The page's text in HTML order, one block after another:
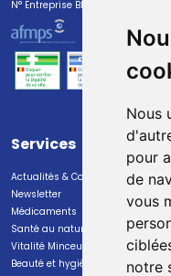
Nous
pour
de
vous
notre
N° Entreprise BE0447.382.113
Services
Actualités & Conseils
Newsletter
Médicaments
Santé au naturel
Vitalité Minceur Nutrition
Beauté et hygiène